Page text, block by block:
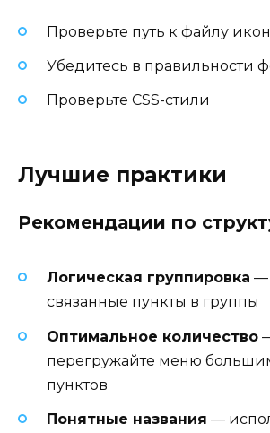
Проверьте путь к файлу
Убедитесь в правильности
Проверьте CSS-стили
Лучшие практики
Рекомендации по
Логическая группировка —
связанные пункты в группы
Оптимальное количество
перегружайте меню
пунктов
Понятные названия —